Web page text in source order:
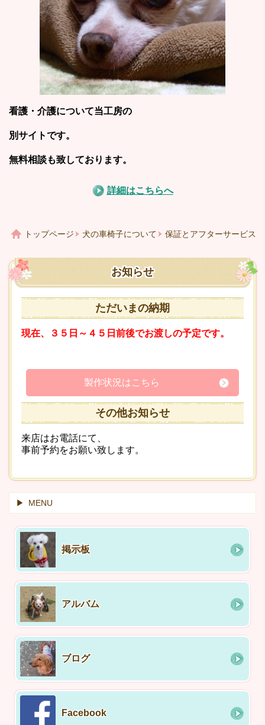
看護・介護について当工房の
別サイトです。
無料相談も致しております。
詳細はこちらへ
トップページ 犬の車椅子について 保証とアフターサービス
お知らせ
ただいまの納期
現在、３５日～４５日前後でお渡しの予定です。
製作状況はこちら
その他お知らせ
来店はお電話にて、
事前予約をお願い致します。
MENU
掲示板
アルバム
ブログ
Facebook